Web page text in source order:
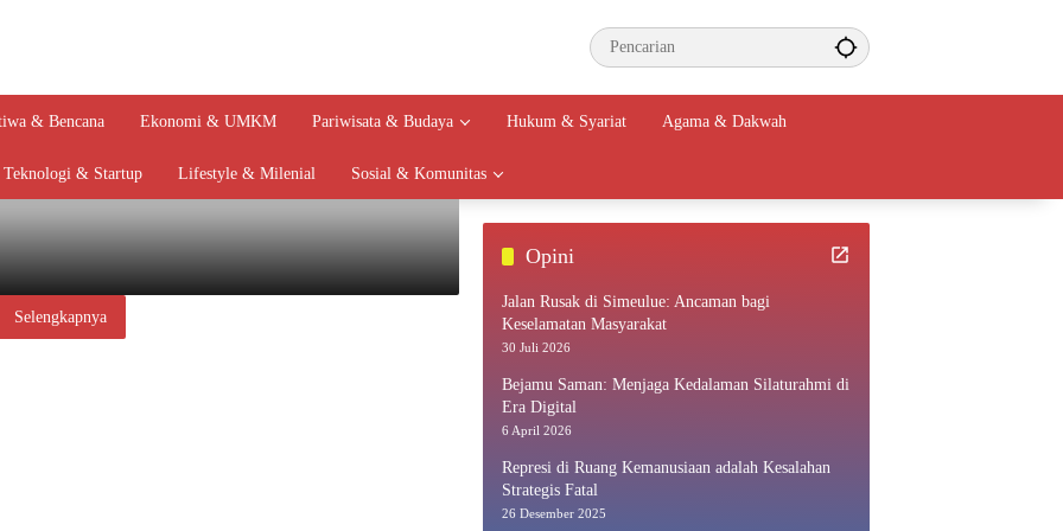
& Bencana Ekonomi & UMKM Pariwisata & Budaya Hukum & Syariat Agama & Dakwah
Teknologi & Startup Lifestyle & Milenial Sosial & Komunitas
Selengkapnya
Opini
Jalan Rusak di Simeulue: Ancaman bagi
Keselamatan Masyarakat
30 Juli 2026
Bejamu Saman: Menjaga Kedalaman Silaturahmi di
Era Digital
6 April 2026
Represi di Ruang Kemanusiaan adalah Kesalahan
Strategis Fatal
26 Desember 2025